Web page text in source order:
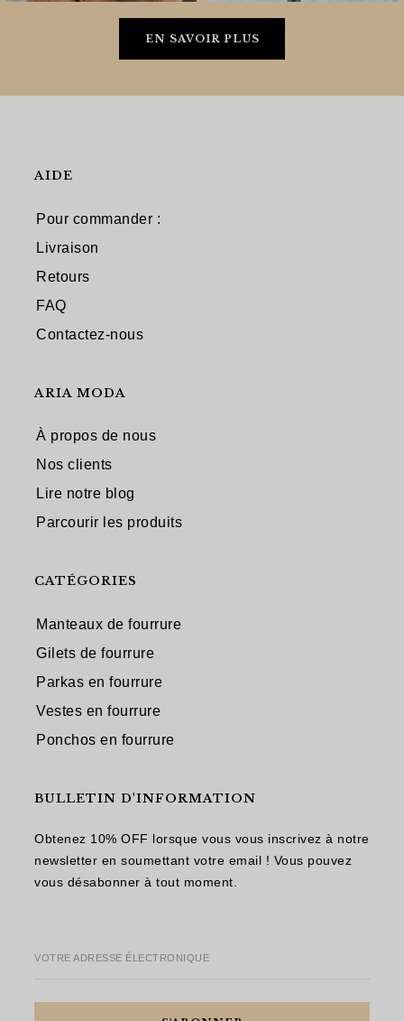
EN SAVOIR PLUS
AIDE
Pour commander :
Livraison
Retours
FAQ
Contactez-nous
ARIA MODA
À propos de nous
Nos clients
Lire notre blog
Parcourir les produits
CATÉGORIES
Manteaux de fourrure
Gilets de fourrure
Parkas en fourrure
Vestes en fourrure
Ponchos en fourrure
BULLETIN D'INFORMATION
Obtenez 10% OFF lorsque vous vous inscrivez à notre
newsletter en soumettant votre email ! Vous pouvez
vous désabonner à tout moment.
VOTRE ADRESSE ÉLECTRONIQUE